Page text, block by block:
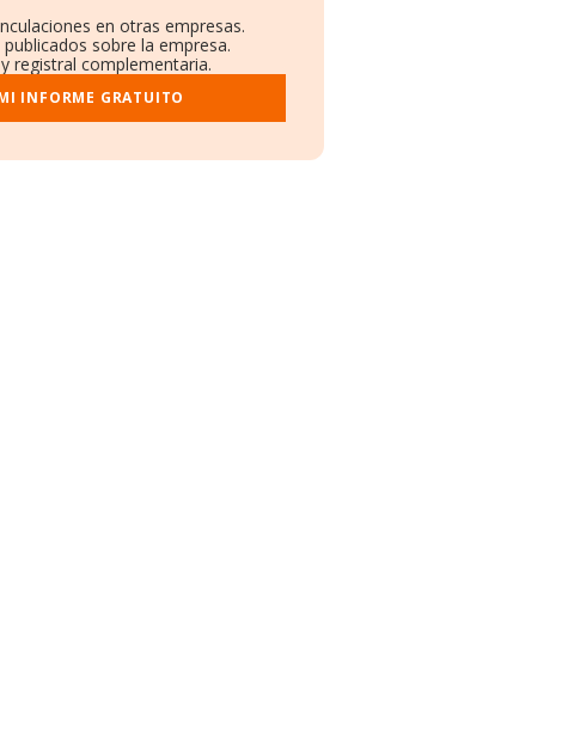
en otras empresas.
sobre la empresa.
registral complementaria.
INFORME GRATUITO